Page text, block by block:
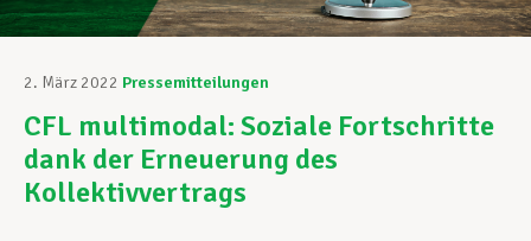
Unterstützung im Arbeitsalltag
Ihre Rechte
2. März 2022 Pressemitteilungen
CFL multimodal: Soziale Fortschritte
dank der Erneuerung des
Kollektivvertrags